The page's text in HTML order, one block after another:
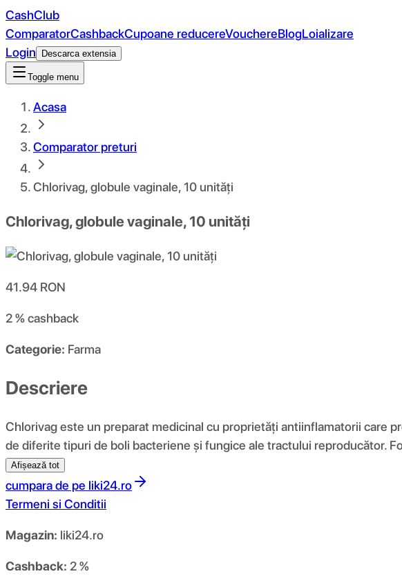
CashClub
ComparatorCashbackCupoane reducereVouchereBlogLoializare
Login
Descarca extensia
Toggle menu
Acasa
Comparator preturi
Chlorivag, globule vaginale, 10 unități
Chlorivag, globule vaginale, 10 unități
41.94 RON
2 %cashback
Categorie: Farma
Descriere
Chlorivag este un preparat medicinal cu proprietăți antiinflamatorii care
de diferite tipuri de boli bacteriene și fungice ale tractului reproducător.
Afișează tot
cumpara de pe liki24.ro
Termeni si Conditii
Magazin: liki24.ro
Cashback: 2 %